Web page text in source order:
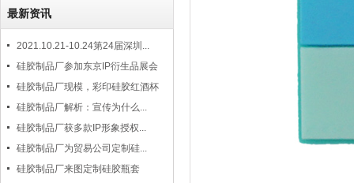
最新资讯
2021.10.21-10.24第24届深圳...
硅胶制品厂参加东京IP衍生品展会
硅胶制品厂现模，彩印硅胶红酒杯
硅胶制品厂解析：宣传为什么...
硅胶制品厂获多款IP形象授权...
硅胶制品厂为贸易公司定制硅...
硅胶制品厂来图定制硅胶瓶套